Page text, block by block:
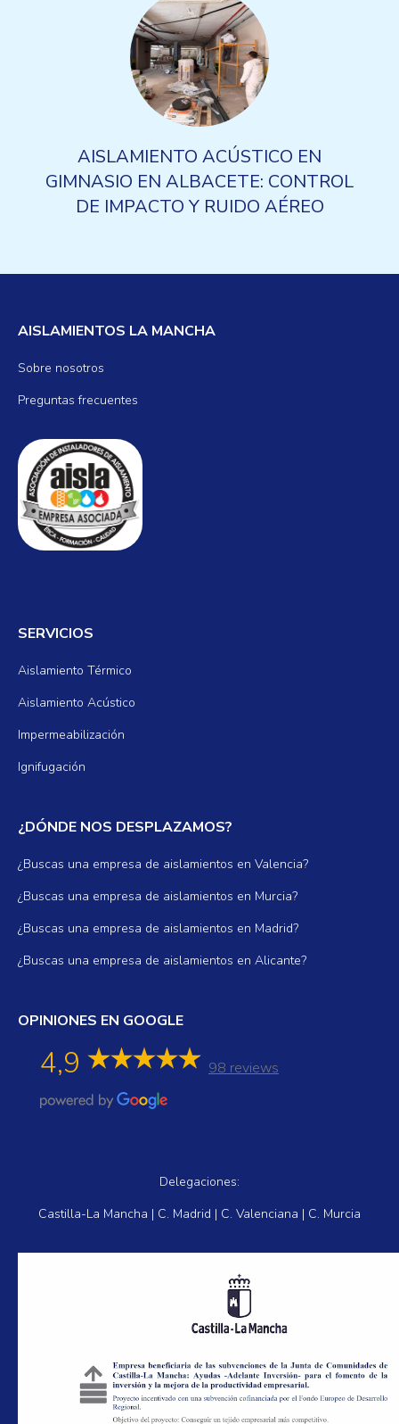
AISLAMIENTO ACÚSTICO EN
GIMNASIO EN ALBACETE: CONTROL
DE IMPACTO Y RUIDO AÉREO
AISLAMIENTOS LA MANCHA
Sobre nosotros
Preguntas frecuentes
SERVICIOS
Aislamiento Térmico
Aislamiento Acústico
Impermeabilización
Ignifugación
¿DÓNDE NOS DESPLAZAMOS?
¿Buscas una empresa de aislamientos en Valencia?
¿Buscas una empresa de aislamientos en Murcia?
¿Buscas una empresa de aislamientos en Madrid?
¿Buscas una empresa de aislamientos en Alicante?
OPINIONES EN GOOGLE
4,9 98 reviews
Delegaciones:
Castilla-La Mancha | C. Madrid | C. Valenciana | C. Murcia